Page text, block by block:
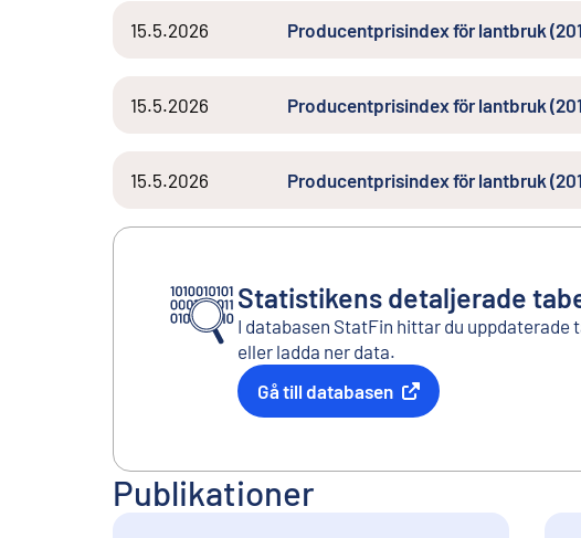
15.5.2026 Producentprisindex för lantbruk
15.5.2026 Producentprisindex för lantbruk
15.5.2026 Producentprisindex för lantbruk
Statistikens detaljerade
I databasen StatFin hittar du uppdaterade
eller ladda ner data.
Gå till databasen
Extern länk
Publikationer